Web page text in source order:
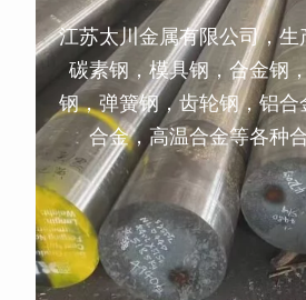
江苏太川金属有限公司，生
碳素钢，模具钢，合金钢
钢，弹簧钢，齿轮钢，铝
合金，高温合金等各种